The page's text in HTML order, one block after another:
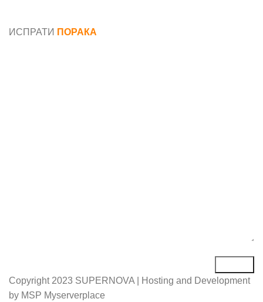
ИСПРАТИ ПОРАКА
Copyright 2023 SUPERNOVA | Hosting and Development
by MSP Myserverplace